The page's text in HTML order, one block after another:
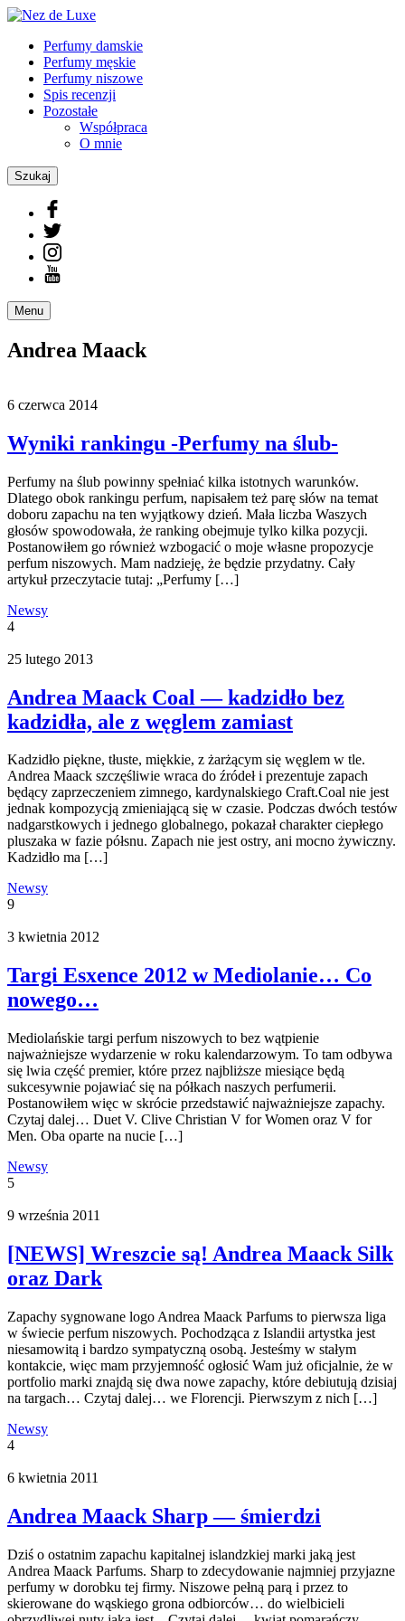
Perfumy damskie
Perfumy męskie
Perfumy niszowe
Spis recenzji
Pozostałe
Współpraca
O mnie
Szukaj
Menu
Andrea Maack
6 czerwca 2014
Wyniki rankingu -Perfumy na ślub-
Perfumy na ślub powinny spełniać kilka istotnych warunków.
Dlatego obok rankingu perfum, napisałem też parę słów na temat
doboru zapachu na ten wyjątkowy dzień. Mała liczba Waszych
głosów spowodowała, że ranking obejmuje tylko kilka pozycji.
Postanowiłem go również wzbogacić o moje własne propozycje
perfum niszowych. Mam nadzieję, że będzie przydatny. Cały
artykuł przeczytacie tutaj: „Perfumy […]
Newsy
4
25 lutego 2013
Andrea Maack Coal — kadzidło bez
kadzidła, ale z węglem zamiast
Kadzidło piękne, tłuste, miękkie, z żarżącym się węglem w tle.
Andrea Maack szczęśliwie wraca do źródeł i prezentuje zapach
będący zaprzeczeniem zimnego, kardynalskiego Craft.Coal nie jest
jednak kompozycją zmieniającą się w czasie. Podczas dwóch testów
nadgarstkowych i jednego globalnego, pokazał charakter ciepłego
pluszaka w fazie półsnu. Zapach nie jest ostry, ani mocno żywiczny.
Kadzidło ma […]
Newsy
9
3 kwietnia 2012
Targi Esxence 2012 w Mediolanie… Co
nowego…
Mediolańskie targi perfum niszowych to bez wątpienie
najważniejsze wydarzenie w roku kalendarzowym. To tam odbywa
się lwia część premier, które przez najbliższe miesiące będą
sukcesywnie pojawiać się na półkach naszych perfumerii.
Postanowiłem więc w skrócie przedstawić najważniejsze zapachy.
Czytaj dalej… Duet V. Clive Christian V for Women oraz V for
Men. Oba oparte na nucie […]
Newsy
5
9 września 2011
[NEWS] Wreszcie są! Andrea Maack Silk
oraz Dark
Zapachy sygnowane logo Andrea Maack Parfums to pierwsza liga
w świecie perfum niszowych. Pochodząca z Islandii artystka jest
niesamowitą i bardzo sympatyczną osobą. Jesteśmy w stałym
kontakcie, więc mam przyjemność ogłosić Wam już oficjalnie, że w
portfolio marki znajdą się dwa nowe zapachy, które debiutują dzisiaj
na targach… Czytaj dalej… we Florencji. Pierwszym z nich […]
Newsy
4
6 kwietnia 2011
Andrea Maack Sharp — śmierdzi
Dziś o ostatnim zapachu kapitalnej islandzkiej marki jaką jest
Andrea Maack Parfums. Sharp to zdecydowanie najmniej przyjazne
perfumy w dorobku tej firmy. Niszowe pełną parą i przez to
skierowane do wąskiego grona odbiorców… do wielbicieli